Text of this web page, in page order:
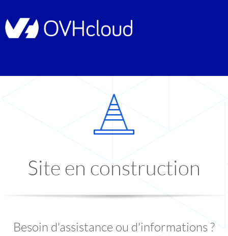
Site en construction
Besoin d'assistance ou d'informations ?